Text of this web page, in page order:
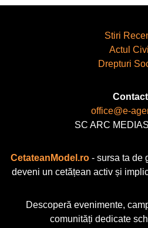
Stiri
Actul
Drepturi
Contact
office@e-
SC ARC
CetateanModel.ro- sursa ta de
deveni un cetățean activ și
Descoperă evenimente,
comunități dedicate